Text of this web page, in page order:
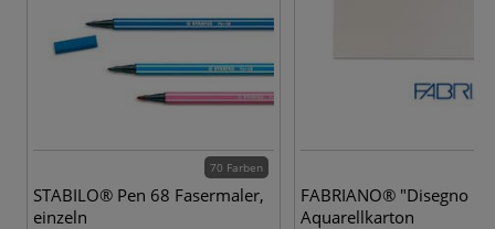
70 Farben
STABILO® Pen 68 Fasermaler,
einzeln
FABRIANO® "Disegno 5"
Aquarellkarton